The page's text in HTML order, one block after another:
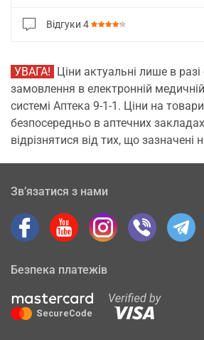
Відгуки 4
УВАГА! Ціни актуальні лише в
замовлення в електронній
системі Аптека 9-1-1. Ціни на товари
безпосередньо в аптечних
відрізнятися від тих, що зазначені
Зв’язатися з нами
Безпека платежів